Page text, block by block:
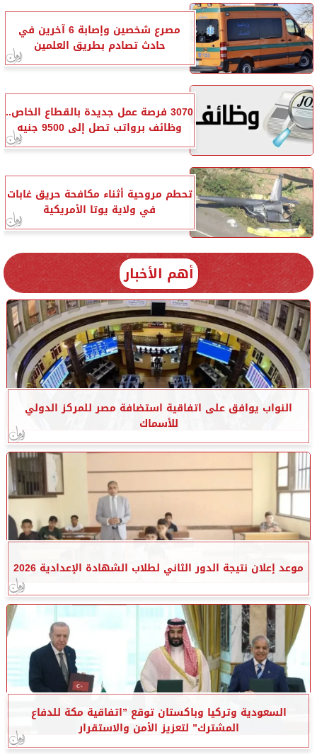
مصرع شخصين وإصابة 6 آخرين في
حادث تصادم بطريق العلمين
3070 فرصة عمل جديدة بالقطاع الخاص..
وظائف برواتب تصل إلى 9500 جنيه
تحطم مروحية أثناء مكافحة حريق غابات
في ولاية يوتا الأمريكية
أهم الأخبار
النواب يوافق على اتفاقية استضافة مصر للمركز الدولي
للأسماك
موعد إعلان نتيجة الدور الثاني لطلاب الشهادة الإعدادية 2026
السعودية وتركيا وباكستان توقع ”اتفاقية مكة للدفاع
المشترك” لتعزيز الأمن والاستقرار